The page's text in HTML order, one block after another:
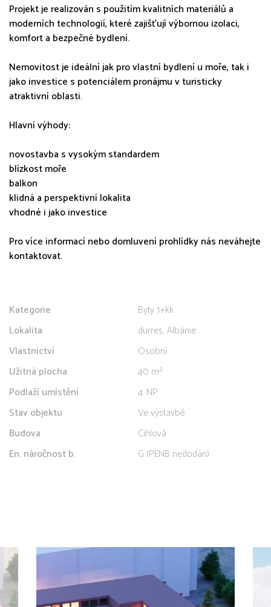
Projekt je realizován s použitím kvalitních materiálů a
moderních technologií, které zajišťují výbornou izolaci,
komfort a bezpečné bydlení.
Nemovitost je ideální jak pro vlastní bydlení u moře, tak i
jako investice s potenciálem pronájmu v turisticky
atraktivní oblasti.
Hlavní výhody:
novostavba s vysokým standardem
blízkost moře
balkon
klidná a perspektivní lokalita
vhodné i jako investice
Pro více informací nebo domluvení prohlídky nás neváhejte
kontaktovat.
Kategorie
Byty 1+kk
Lokalita
durres, Albánie
Vlastnictví
Osobní
Užitná plocha
40 m²
Podlaží umístění
4. NP
Stav objektu
Ve výstavbě
Budova
Cihlová
En. náročnost b.
G (PENB nedodán)